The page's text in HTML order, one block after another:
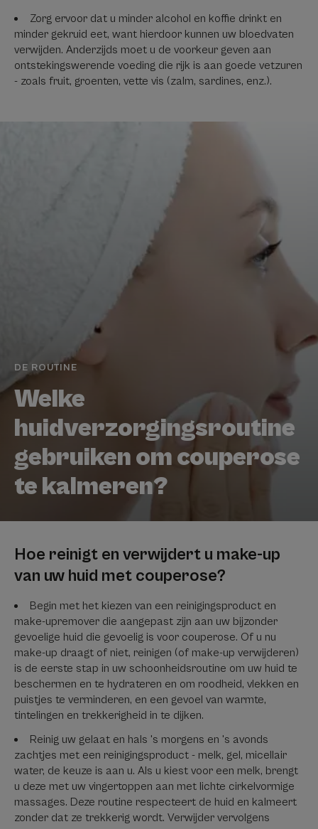
Zorg ervoor dat u minder alcohol en koffie drinkt en
minder gekruid eet, want hierdoor kunnen uw bloedvaten
verwijden. Anderzijds moet u de voorkeur geven aan
ontstekingswerende voeding die rijk is aan goede vetzuren
- zoals fruit, groenten, vette vis (zalm, sardines, enz.).
DE ROUTINE
Welke
huidverzorgingsroutine
gebruiken om couperose
te kalmeren?
Hoe reinigt en verwijdert u make-up
van uw huid met couperose?
Begin met het kiezen van een reinigingsproduct en
make-upremover die aangepast zijn aan uw bijzonder
gevoelige huid die gevoelig is voor couperose. Of u nu
make-up draagt of niet, reinigen (of make-up verwijderen)
is de eerste stap in uw schoonheidsroutine om uw huid te
beschermen en te hydrateren en om roodheid, vlekken en
puistjes te verminderen, en een gevoel van warmte,
tintelingen en trekkerigheid in te dijken.
Reinig uw gelaat en hals 's morgens en 's avonds
zachtjes met een reinigingsproduct - melk, gel, micellair
water, de keuze is aan u. Als u kiest voor een melk, brengt
u deze met uw vingertoppen aan met lichte cirkelvormige
massages. Deze routine respecteert de huid en kalmeert
zonder dat ze trekkerig wordt. Verwijder vervolgens